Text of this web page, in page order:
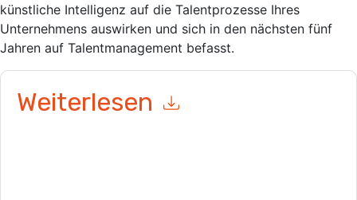
künstliche Intelligenz auf die Talentprozesse Ihres
Unternehmens auswirken und sich in den nächsten fünf
Jahren auf Talentmanagement befasst.
Weiterlesen